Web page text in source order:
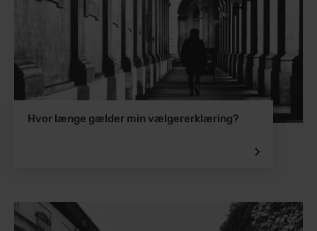
Hvor længe gælder min vælgererklæring?